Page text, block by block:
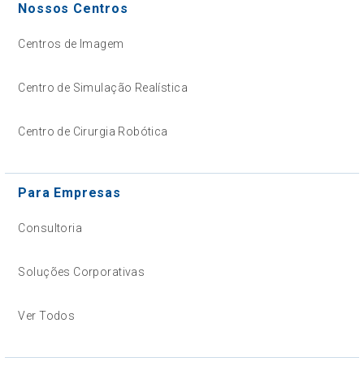
Nossos Centros
Centros de Imagem
Centro de Simulação Realística
Centro de Cirurgia Robótica
Para Empresas
Consultoria
Soluções Corporativas
Ver Todos